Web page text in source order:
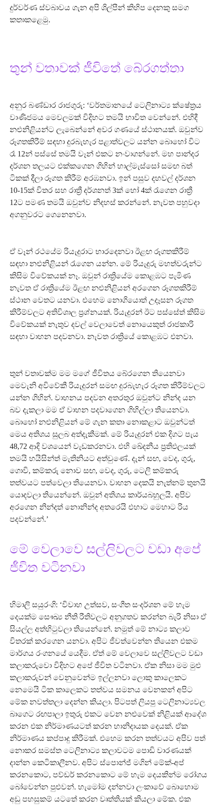
දුර්වර්ණ ස්වබාවය ගැන අපි ශිල්පීන් කිහිප දෙනකු සමග
කතාකළෙමු.
තුන් වතාවක් ජීවිතේ බේරගත්තා
අනුර බණ්ඩාර රාජගුරු: ‘වර්තමානයේ ටෙලිනාට්‍ය ක්ෂේත්‍රය
වාණිජමය මෙවලමක් විදිහට තමයි භාවිත වෙන්නේ. එහිදී
නළුනිළියන්ට ලැබෙන්නේ අවර ගණයේ ස්ථානයක්. ඔවුන්ව
රූගතකිරීම් සඳහා දුරබැහැර පළාත්වලට යන්න බොහෝ විට
රෑ 12න් පස්සේ තමයි වෑන් එකට නංවාගන්නේ. මහ පාන්දර
දර්ශන තලයට එක්කගෙන ගිහින් හාල්මැස්සෝ සමඟ බත්
ටිකක් දීලා රූගත කිරීම් අරඹනවා. ඉන් පසුව දහවල් දර්ශන
10-15ක් විතර සහ රාත්‍රී දර්ශනත් 3ක් හෝ 4ක් රැගෙන රාත්‍රී
12ට පමණ තමයි ඔවුන්ව නිදහස් කරන්නේ. නැවත පහුවදා
අගනුවරට ගෙනෙනවා.
ඒ වෑන් රථයේම රියැදුරාට භාරදෙනවා ඊළඟ රූගතකිරීම්
සඳහා නළුනිළියන් රැගෙන යන්න. මේ රියැදුරු මහත්වරුන්ට
කිසිම විවේකයක් නෑ. ඔවුන් රාත්‍රියේම කොළඹට පැමිණ
නැවත ඒ රාත්‍රියේම ඊළඟ නළුනිළියන් අරගෙන රූගතකිරීම්
ස්ථාන වෙතට යනවා. එහෙම නොගියොත් උදෑසන රූගත
කිරීම්වලට අතිවිශාල ප්‍රශ්නයක්. රියැදුරන් ඊට පස්සේත් කිසිම
විවේකයක් නැතුව දවල් වෙලාවෙත් නොයෙකුත් රාජකාරි
සඳහා වාහන පදවනවා. නැවත රාත්‍රියේ කොළඹට එනවා.
තුන් වතාවක්ම මම මගේ ජීවිතය බේරගෙන තියෙනවා
මෙවැනි අවිවේකී රියැදුරන් සමඟ දුරබැහැර රූගත කිරීම්වලට
යන්න ගිහින්. වාහනය පදවන අතරතුර ඔවුන්ට නින්ද යන
බව දැකලා මම ඒ වාහන පදවාගෙන ගිහිල්ලා තියෙනවා.
බොහෝ නළුනිළියන් මේ ගැන කතා නොකළාට ඔවුන්ටත්
මෙය අතිශය සුලබ අත්දැකීමක්. මේ රියැදුරන් එක දිගට පැය
48,72 ආදි වශයෙන් වැඩකරනවා. එහි ඛේදනීය ප්‍රතිඵලයක්
තමයි හයිසින්ත් මැතිනියට අත්වුණේ. දැන් සඟ, වෙද, ගුරු,
ගොවි, කම්කරු නොව සඟ, වෙද, ගුරු, ටෙලි කම්කරු
තත්වයට පත්වෙලා තියෙනවා. වාහන දෙකයි නැත්නම් තුනයි
යොදවලා තියෙන්නේ. ඔවුන් අතිශය කාර්යබහුලයි. අපිව
අරගෙන නින්දත් නොනින්ද අතරෙයි එහාට මෙහාට රිය
පදවන්නේ.’
මේ වෙලාවෙ සල්ලිවලට වඩා අපේ
ජීවිත වටිනවා
හිමාලි සයුරංගි: ‘විවාහ උත්සව, සංගීත සංදර්ශන මේ හැම
දෙයක්ම සෞඛ්‍ය නීති රීතිවලට අනුගතව කරන්න බැරි නිසා ඒ
සියල්ල අත්හිටුවලා තියෙන්නේ. නමුත් මේ නාට්‍ය කලාව
විතරක් කරගෙන යනවා. අපිට ජීවත්වෙන්න තියෙන එකම
මාර්ගය රංගනයේ යෙදීම. ඒත් මේ වෙලාවෙ සල්ලිවලට වඩා
කලාකරුවො විදිහට අපේ ජීවිත වටිනවා. ඒක නිසා මම මුළු
කලාකරුවන් වෙනුවෙන්ම ඉල්ලනවා ලොකු කාලෙකට
නෙමෙයි ටික කාලෙකට තත්වය සමනය වෙනකන් අපිට
මේක නවත්තලා දෙන්න කියලා. පිටපත් ලියපු ටෙලිනාට්‍යවල
බාගෙට රඟපාලා ඉතුරු එකට වෙන නළුවෙක් නිළියක් ආදේශ
කරන එක නිර්මාණයටත් කරන හානිදායක දෙයක්. ඒක
නිර්මාණය කප්පාදු කිරීමක්. එහෙම කරන තත්වයට අපිව පත්
නොකර සමස්ත ටෙලිනාට්‍ය කලාවටම පොඩි වාරණයක්
දාන්න කෙටිකාලීනව. අපිට ස්පොන්ජ් මගින් මේක්-අප්
කරනකොට, පව්ඩර් කරනකොට මේ හැම දෙයකින්ම රෝගය
බෝවෙන්න පුළුවන්. හැමෝම දන්නවා ලංකාවේ බොහොම
අඩු පහසුකම් යටතේ කරන වෘත්තියක් කියලා මේක. එක